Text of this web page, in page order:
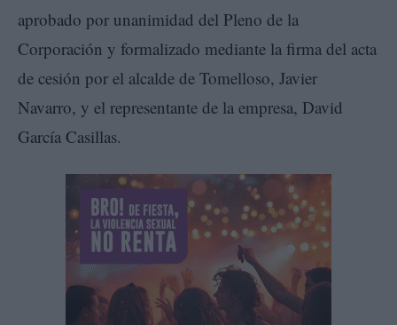
aprobado por unanimidad del Pleno de la
Corporación y formalizado mediante la firma del acta
de cesión por el alcalde de Tomelloso, Javier
Navarro, y el representante de la empresa, David
García Casillas.